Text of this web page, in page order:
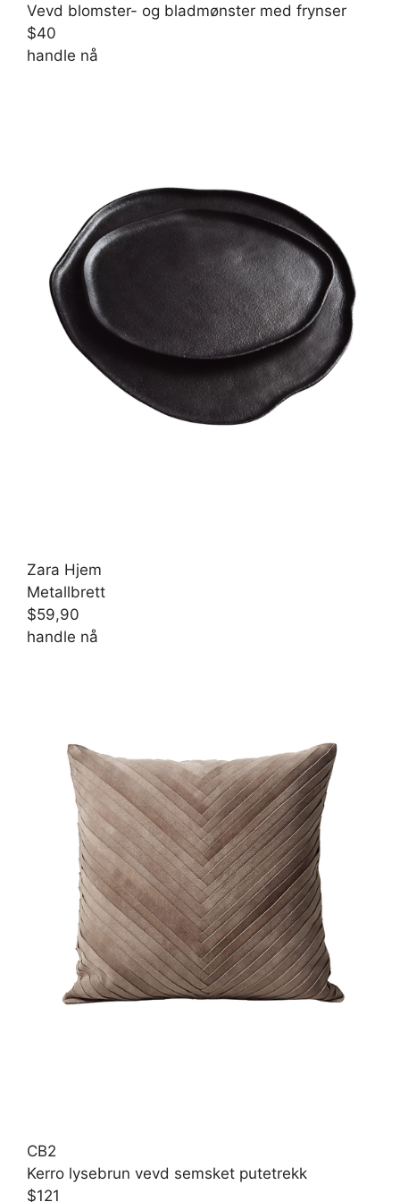
Vevd blomster- og bladmønster med frynser
$40
handle nå
Zara Hjem
Metallbrett
$59,90
handle nå
CB2
Kerro lysebrun vevd semsket putetrekk
$121